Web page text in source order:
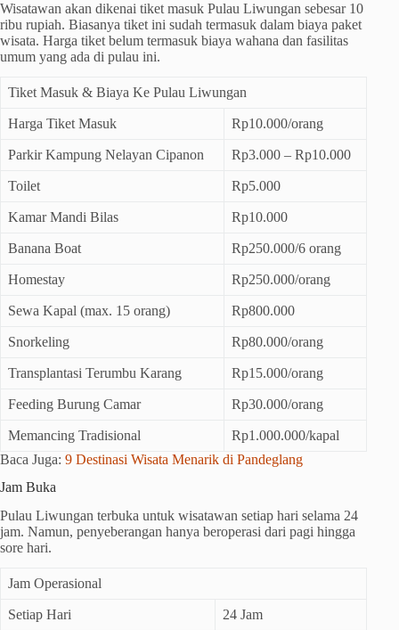
Wisatawan akan dikenai tiket masuk Pulau Liwungan sebesar 10
ribu rupiah. Biasanya tiket ini sudah termasuk dalam biaya paket
wisata. Harga tiket belum termasuk biaya wahana dan fasilitas
umum yang ada di pulau ini.
Tiket Masuk & Biaya Ke Pulau Liwungan
Harga Tiket Masuk Rp10.000/orang
Parkir Kampung Nelayan Cipanon Rp3.000 – Rp10.000
Toilet Rp5.000
Kamar Mandi Bilas Rp10.000
Banana Boat Rp250.000/6 orang
Homestay Rp250.000/orang
Sewa Kapal (max. 15 orang) Rp800.000
Snorkeling Rp80.000/orang
Transplantasi Terumbu Karang Rp15.000/orang
Feeding Burung Camar Rp30.000/orang
Memancing Tradisional
Rp1.000.000/kapal
Baca Juga: 9 Destinasi Wisata Menarik di Pandeglang
Jam Buka
Pulau Liwungan terbuka untuk wisatawan setiap hari selama 24
jam. Namun, penyeberangan hanya beroperasi dari pagi hingga
sore hari.
Jam Operasional
Setiap Hari
24 Jam